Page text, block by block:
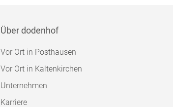
Über dodenhof
Vor Ort in Posthausen
Vor Ort in Kaltenkirchen
Unternehmen
Karriere